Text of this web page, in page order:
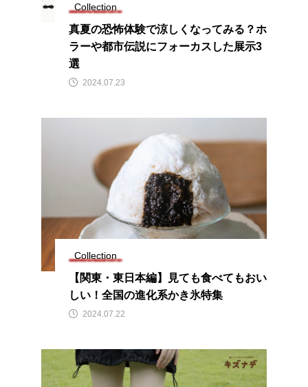
Collection
真夏の恐怖体験で涼しくなってみる？ホ
ラーや都市伝説にフォーカスした展示3
選
2024.07.23
Collection
【関東・東日本編】見ても食べてもおい
しい！全国の進化系かき氷特集
2024.07.22